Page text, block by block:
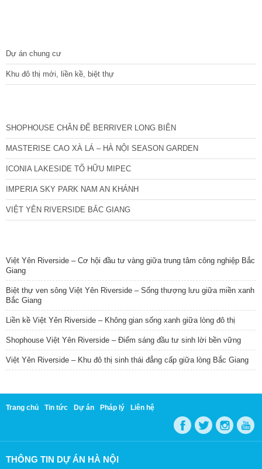
Dự án chung cư
Khu đô thị mới, liền kề, biệt thự
SHOPHOUSE CHÂN ĐẾ BERRIVER LONG BIÊN
MASTERISE CAO XÀ LÁ – HÀ NỘI SEASON GARDEN
ICONIA LAKESIDE TỐ HỮU MIPEC
IMPERIA SKY PARK NAM AN KHÁNH
VIỆT YÊN RIVERSIDE BẮC GIANG
Việt Yên Riverside – Cơ hội đầu tư vàng giữa trung tâm công nghiệp Bắc
Giang
Biệt thự ven sông Việt Yên Riverside – Sống thượng lưu giữa miền xanh
Bắc Giang
Liền kề Việt Yên Riverside – Không gian sống xanh giữa lòng đô thị
Shophouse Việt Yên Riverside – Điểm sáng đầu tư sinh lời bền vững
Việt Yên Riverside – Khu đô thị sinh thái đẳng cấp giữa lòng Bắc Giang
Trang chủ Tin tức Dự án Pháp lý Liên hệ
THÔNG TIN DỰ ÁN HÀ NỘI